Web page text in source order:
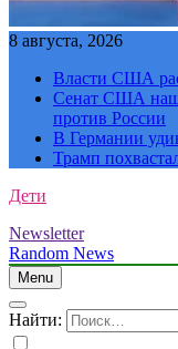
8 августа, 2026
Власти США
Сенат США
против России
В Германии
Трамп
Дети
Newsletter
Random News
Menu
Найти: